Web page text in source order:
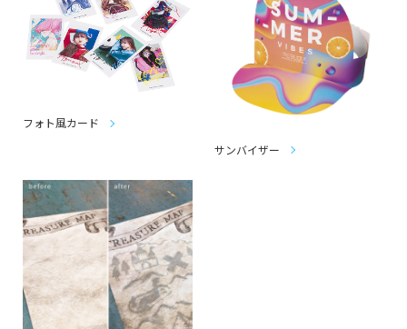
フォト風カード
サンバイザー